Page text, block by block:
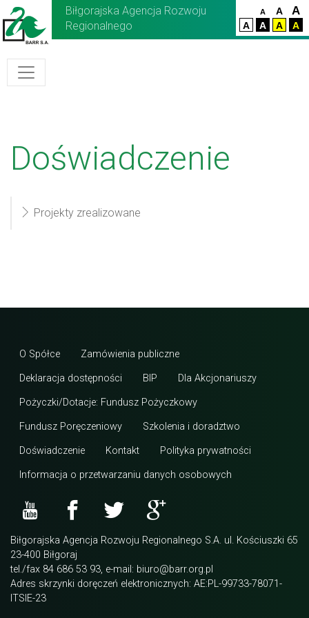
Biłgorajska Agencja Rozwoju
Regionalnego
A A A
A A A A
Doświadczenie
Projekty zrealizowane
O Spółce Zamówienia publiczne
Deklaracja dostępności BIP Dla Akcjonariuszy
Pożyczki/Dotacje: Fundusz Pożyczkowy
Fundusz Poręczeniowy Szkolenia i doradztwo
Doświadczenie Kontakt Polityka prywatności
Informacja o przetwarzaniu danych osobowych
Biłgorajska Agencja Rozwoju Regionalnego S.A. ul. Kościuszki 65
23-400 Biłgoraj
tel./fax 84 686 53 93, e-mail: biuro@barr.org.pl
Adres skrzynki doręczeń elektronicznych: AE:PL-99733-78071-
ITSIE-23